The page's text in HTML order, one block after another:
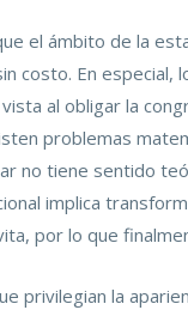
el ámbito de la
costo. En
al obligar la
problemas
no tiene sentido
implica
por lo que
privilegian la